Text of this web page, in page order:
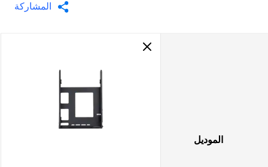
المشاركة
الموديل